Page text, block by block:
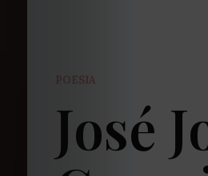
POESIA
José